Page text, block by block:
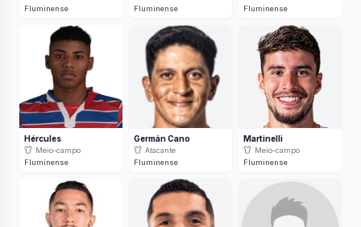
Fluminense
Fluminense
Fluminense
Hércules
Meio-campo
Fluminense
Germán Cano
Atacante
Fluminense
Martinelli
Meio-campo
Fluminense